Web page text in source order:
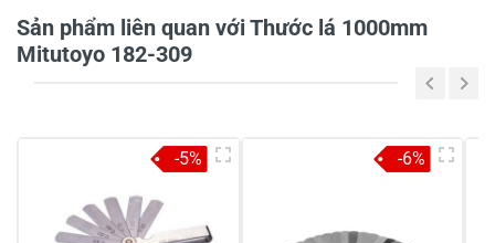
Tiêu đề của nhận xét
Viết nhận xét của bạn vào bên dưới
Sản phẩm liên quan với Thước lá 1000mm
Mitutoyo 182-309
-5% -6%